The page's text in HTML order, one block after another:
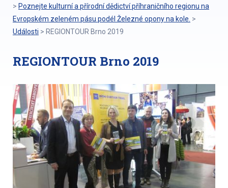
> Poznejte kulturní a přírodní dědictví příhraničního regionu na
Evropském zeleném pásu podél Železné opony na kole. >
Události > REGIONTOUR Brno 2019
REGIONTOUR Brno 2019